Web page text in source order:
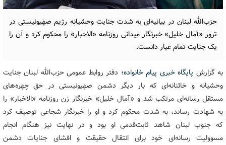
حزب‌الله لبنان در بیانیه‌ای به شدت جنایت وحشیانه رژیم صهیونیستی در
ترور «آمال خلیل» خبرنگار میدانی روزنامه «الاخبار» را محکوم کرد و آن را
یک جنایت تمام عیار دانست.
به گزارش پایگاه خبری پیام خانواده؛ دفتر روابط عمومی حزب‌الله لبنان جنایت
وحشیانه و خائنانه‌ای که بار دیگر دشمن صهیونیستی در حق چهره‌های
مستقل رسانه‌ای مرتکب شد و «آمال خلیل» خبرنگار زن روزنامه «الاخبار» را
به شهادت رساند، به شدت محکوم کرد و او را خبرنگار شجاعی توصیف کرد
که جنوب لبنان شاهد ثابت‌قدمی او بود و در نهایت نیز هنگام انجام
مسوولیت رسانه‌ای خود برای انتقال حقیقت و افشای جنایات دشمن